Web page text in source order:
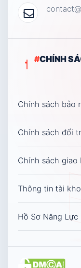
#CHÍNH
Chính sách bảo
Chính sách đổi
Chính sách giao
Thông tin tài
Hồ Sơ Năng Lực